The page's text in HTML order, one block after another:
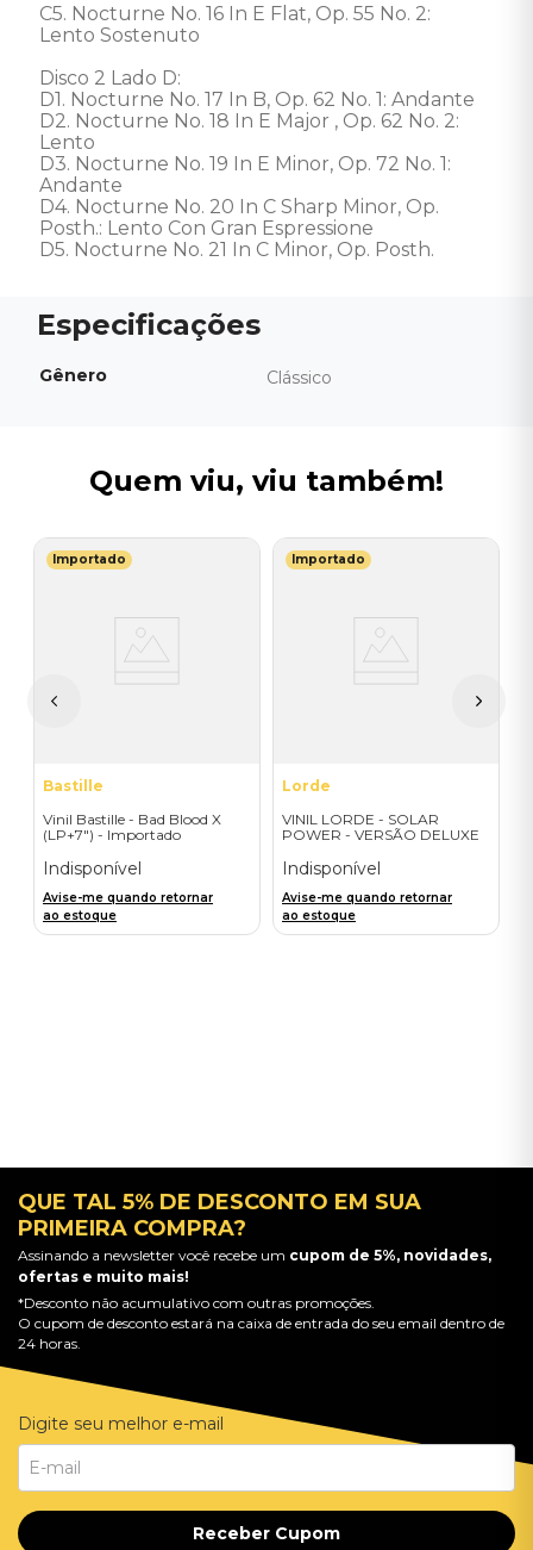
C5. Nocturne No. 16 In E Flat, Op. 55 No. 2:
Lento Sostenuto
Disco 2 Lado D:
D1. Nocturne No. 17 In B, Op. 62 No. 1: Andante
D2. Nocturne No. 18 In E Major , Op. 62 No. 2:
Lento
D3. Nocturne No. 19 In E Minor, Op. 72 No. 1:
Andante
D4. Nocturne No. 20 In C Sharp Minor, Op.
Posth.: Lento Con Gran Espressione
D5. Nocturne No. 21 In C Minor, Op. Posth.
Gênero Clássico
Quem viu, viu também!
Importado
Bastille
Vinil Bastille - Bad Blood X
(LP+7") - Importado
Indisponível
Avise-me quando retornar
ao estoque
Importado
Lorde
VINIL LORDE - SOLAR
POWER - VERSÃO DELUXE
Indisponível
Avise-me quando retornar
ao estoque
QUE TAL 5% DE DESCONTO EM SUA
PRIMEIRA COMPRA?
Assinando a newsletter você recebe um cupom de 5%, novidades,
ofertas e muito mais!
*Desconto não acumulativo com outras promoções.
O cupom de desconto estará na caixa de entrada do seu email dentro de
24 horas.
Digite seu melhor e-mail
Receber Cupom